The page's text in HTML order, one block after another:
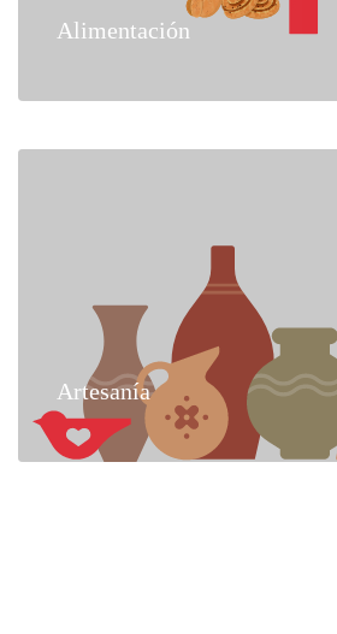
Alimentación
Artesanía